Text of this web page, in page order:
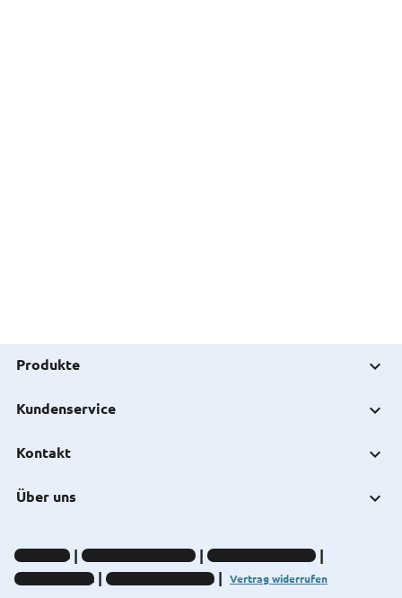
Produkte
Kundenservice
Kontakt
Über uns
Impressum Datenschutz-Hinweise
Compliance-Hinweise
Barrierefreiheit
Cookie-Einstellungen Vertrag widerrufen